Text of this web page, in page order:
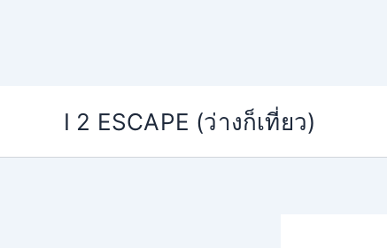
I 2 ESCAPE (ว่างก็เที่ยว)